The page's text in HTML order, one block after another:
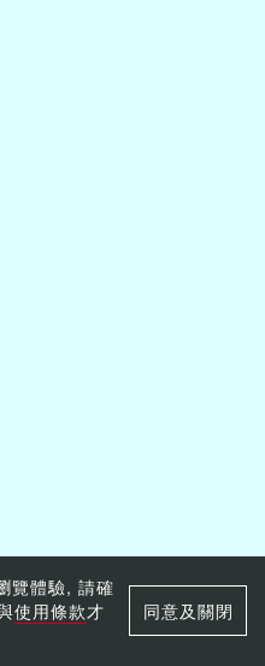
覽體驗, 請確
使用條款才
同意及關閉